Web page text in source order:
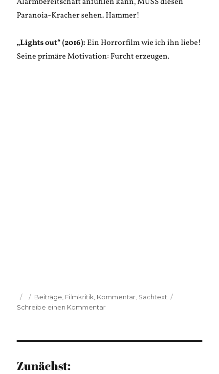
Paranoia-Kracher sehen. Hammer!
„Lights out“ (2016): Ein Horrorfilm wie ich ihn liebe!
Seine primäre Motivation: Furcht erzeugen.
Veröffentlicht
am
Kategorien
Beiträge Filmkritik Kommentar Sachtext
Schreibe einen Kommentarzu
Zunächst: